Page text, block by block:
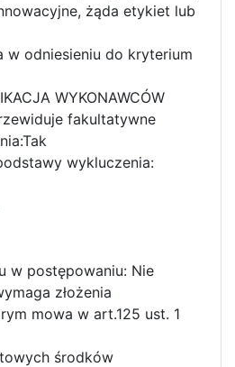
żąda etykiet lub
odniesieniu do kryterium
WYKONAWCÓW
fakultatywne
wykluczenia:
w postępowaniu: Nie
złożenia
mowa w art.125 ust. 1
środków